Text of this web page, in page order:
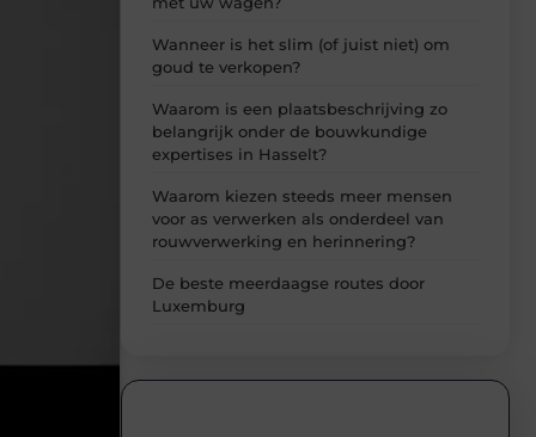
Wanneer is het slim (of juist niet) om
goud te verkopen?
Waarom is een plaatsbeschrijving zo
belangrijk onder de bouwkundige
expertises in Hasselt?
Waarom kiezen steeds meer mensen
voor as verwerken als onderdeel van
rouwverwerking en herinnering?
De beste meerdaagse routes door
Luxemburg